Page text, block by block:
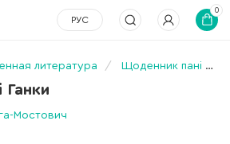
РУС
0
литература Щоденник пані Ганки
Ганки
Мостович